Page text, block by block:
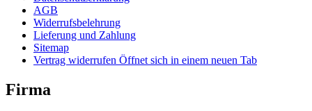
AGB
Widerrufsbelehrung
Lieferung und Zahlung
Sitemap
Vertrag widerrufen Öffnet sich in einem neuen Tab
Firma